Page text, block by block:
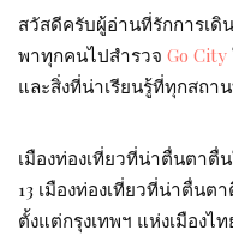
สวัสดีครับผู้อ่านที่รักการเดิ
พาทุกคนไปสำรวจ Go City
และสิ่งที่น่าเรียนรู้ที่ทุกสถา
เมืองท่องเที่ยวที่น่าตื่นตาตื่
13 เมืองท่องเที่ยวที่น่าตื่น
ตั้งแต่กรุงเทพฯ แห่งเมือง